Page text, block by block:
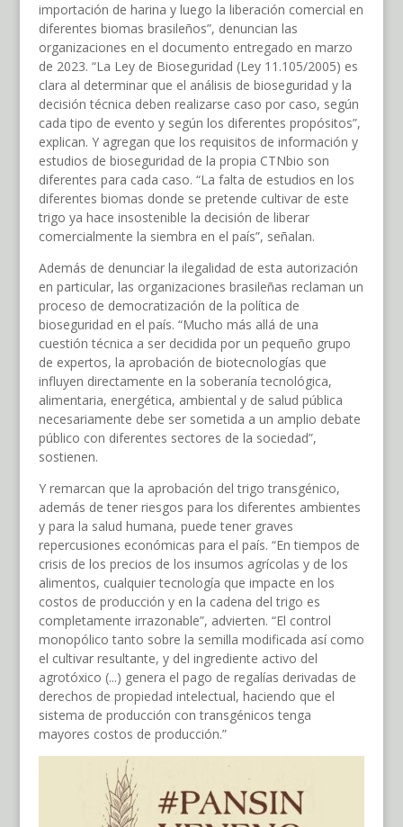
importación de harina y luego la liberación comercial en
diferentes biomas brasileños”, denuncian las
organizaciones en el documento entregado en marzo
de 2023. “La Ley de Bioseguridad (Ley 11.105/2005) es
clara al determinar que el análisis de bioseguridad y la
decisión técnica deben realizarse caso por caso, según
cada tipo de evento y según los diferentes propósitos”,
explican. Y agregan que los requisitos de información y
estudios de bioseguridad de la propia CTNbio son
diferentes para cada caso. “La falta de estudios en los
diferentes biomas donde se pretende cultivar de este
trigo ya hace insostenible la decisión de liberar
comercialmente la siembra en el país”, señalan.
Además de denunciar la ilegalidad de esta autorización
en particular, las organizaciones brasileñas reclaman un
proceso de democratización de la política de
bioseguridad en el país. “Mucho más allá de una
cuestión técnica a ser decidida por un pequeño grupo
de expertos, la aprobación de biotecnologías que
influyen directamente en la soberanía tecnológica,
alimentaria, energética, ambiental y de salud pública
necesariamente debe ser sometida a un amplio debate
público con diferentes sectores de la sociedad”,
sostienen.
Y remarcan que la aprobación del trigo transgénico,
además de tener riesgos para los diferentes ambientes
y para la salud humana, puede tener graves
repercusiones económicas para el país. “En tiempos de
crisis de los precios de los insumos agrícolas y de los
alimentos, cualquier tecnología que impacte en los
costos de producción y en la cadena del trigo es
completamente irrazonable”, advierten. “El control
monopólico tanto sobre la semilla modificada así como
el cultivar resultante, y del ingrediente activo del
agrotóxico (...) genera el pago de regalías derivadas de
derechos de propiedad intelectual, haciendo que el
sistema de producción con transgénicos tenga
mayores costos de producción.”